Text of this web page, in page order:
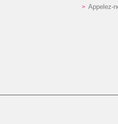
Appelez-